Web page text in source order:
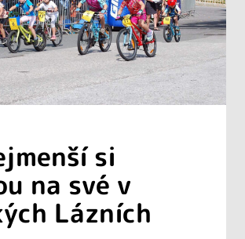
si
na své v
Lázních